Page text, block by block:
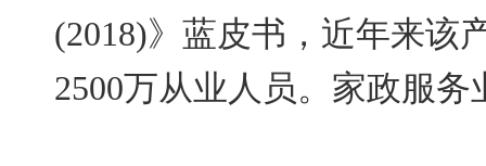
(2018)》蓝皮书，近年来该
2500万从业人员。家政服